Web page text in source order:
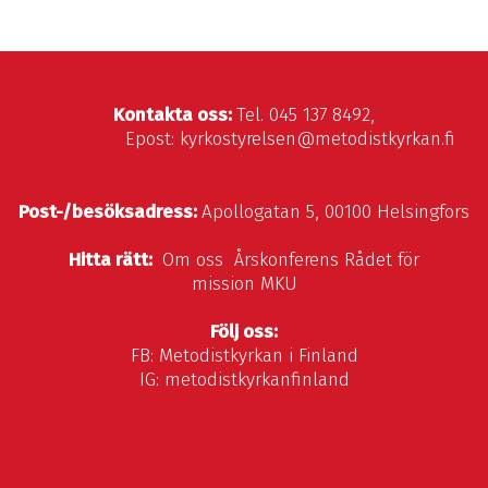
Kontakta oss:Tel. 045 137 8492,
Epost: kyrkostyrelsen@metodistkyrkan.fi
Post-/besöksadress:Apollogatan 5, 00100 Helsingfors
Hitta rätt: Om oss Årskonferens Rådet för
mission MKU
Följ oss:
FB: Metodistkyrkan i Finland
IG: metodistkyrkanfinland